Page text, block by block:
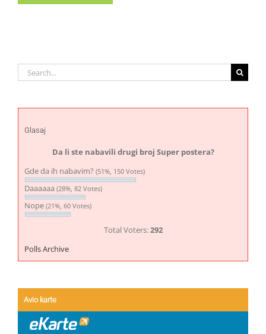
Search
for:
Glasaj
Da li ste nabavili drugi broj Super postera?
Gde da ih nabavim? (51%, 150 Votes)
Daaaaaa (28%, 82 Votes)
Nope (21%, 60 Votes)
Total Voters:292
Polls Archive
Avio karte